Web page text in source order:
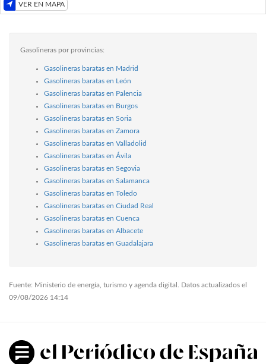
VER EN MAPA
Gasolineras por provincias:
Gasolineras baratas en Madrid
Gasolineras baratas en León
Gasolineras baratas en Palencia
Gasolineras baratas en Burgos
Gasolineras baratas en Soria
Gasolineras baratas en Zamora
Gasolineras baratas en Valladolid
Gasolineras baratas en Ávila
Gasolineras baratas en Segovia
Gasolineras baratas en Salamanca
Gasolineras baratas en Toledo
Gasolineras baratas en Ciudad Real
Gasolineras baratas en Cuenca
Gasolineras baratas en Albacete
Gasolineras baratas en Guadalajara
Fuente: Ministerio de energía, turismo y agenda digital. Datos actualizados el
09/08/2026 14:14